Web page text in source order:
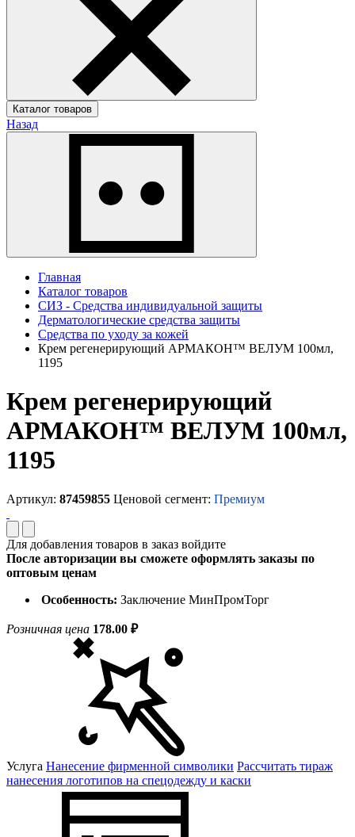
Каталог товаров
Назад
Главная
Каталог товаров
СИЗ - Средства индивидуальной защиты
Дерматологические средства защиты
Средства по уходу за кожей
Крем регенерирующий АРМАКОН™ ВЕЛУМ 100мл,
1195
Крем регенерирующий
АРМАКОН™ ВЕЛУМ 100мл,
1195
Артикул: 87459855 Ценовой сегмент: Премиум
Для добавления товаров в заказ войдите
После авторизации вы сможете оформлять заказы по
оптовым ценам
Особенность: Заключение МинПромТорг
Розничная цена 178.00 ₽
Услуга Нанесение фирменной символики Рассчитать тираж
нанесения логотипов на спецодежду и каски